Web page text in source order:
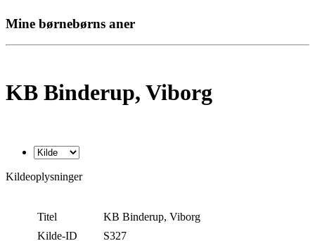
Mine børnebørns aner
KB Binderup, Viborg
Kildeoplysninger
Titel
KB Binderup, Viborg
Kilde-ID
S327